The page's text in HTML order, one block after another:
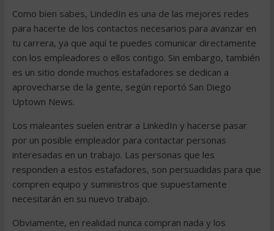
Como bien sabes, LindedIn es una de las mejores redes
para hacerte de los contactos necesarios para avanzar en
tu carrera, ya que aquí te puedes comunicar directamente
con los empleadores o ellos contigo. Sin embargo, también
es un sitio donde muchos estafadores se dedican a
aprovecharse de la gente, según reportó San Diego
Uptown News.
Los maleantes suelen entrar a LinkedIn y hacerse pasar
por un posible empleador para contactar personas
interesadas en un trabajo. Las personas que les
responden a estos estafadores, son persuadidas para que
compren equipo y suministros que supuestamente
necesitarán en su nuevo trabajo.
Obviamente, en realidad nunca compran nada y los